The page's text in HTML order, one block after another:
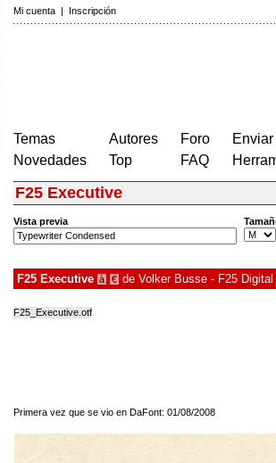
Mi cuenta | Inscripción
Temas
Novedades
Autores
Top
Foro
FAQ
F25 Executive
Vista previa
F25 Executive à € de Volker Busse - F25
F25_Executive.otf
Primera vez que se vio en DaFont: 01/08/2008